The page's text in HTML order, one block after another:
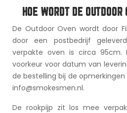
HOE WORDT DE
De Outdoor Oven wordt door
door een postbedrijf
verpakte oven is circa 95cm.
voorkeur voor datum van
de bestelling bij de
info@smokesmen.nl.
De rookpijp zit los mee